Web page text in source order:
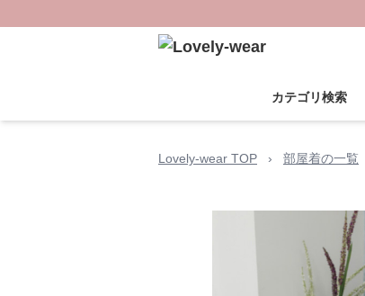
カテゴリ検索
Lovely-wear TOP › 部屋着の一覧